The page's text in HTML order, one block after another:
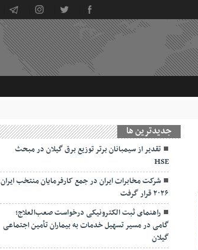
جديدترين ها
تقدیر از سیمبانان برتر توزیع برق گیلان در مبحث
HSE
شرکت مخابرات ایران در جمع کارفرمایان منتخب ایران
۲۰۲۶ قرار گرفت
راهنمای ثبت الکترونیکی درخواست صعب‌العلاج؛
گامی در مسیر تسهیل خدمات به بیماران تأمین اجتماعی
گیلان